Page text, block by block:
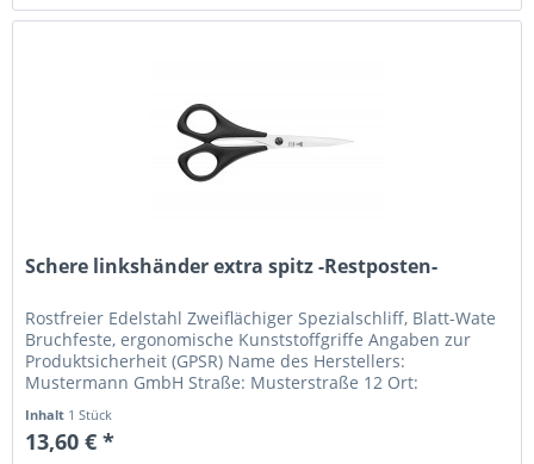
Schere linkshänder extra spitz -Restposten-
Rostfreier Edelstahl Zweiflächiger Spezialschliff, Blatt-Wate
Bruchfeste, ergonomische Kunststoffgriffe Angaben zur
Produktsicherheit (GPSR) Name des Herstellers:
Mustermann GmbH Straße: Musterstraße 12 Ort:
Inhalt 1 Stück
13,60 € *